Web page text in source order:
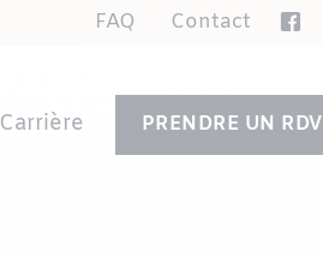
FAQ Contact
Carrière PRENDRE UN RDV